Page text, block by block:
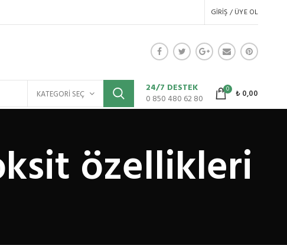
GIRIŞ / ÜYE OL
KATEGORI SEÇ
24/7 DESTEK
0 850 480 62 80
0 ₺0,00
özellikleri